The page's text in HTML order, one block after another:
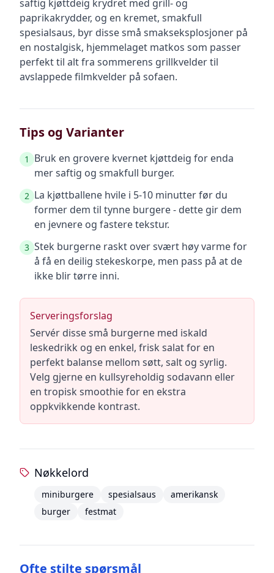
saftig kjøttdeig krydret med grill- og
paprikakrydder, og en kremet, smakfull
spesialsaus, byr disse små smakseksplosjoner på
en nostalgisk, hjemmelaget matkos som passer
perfekt til alt fra sommerens grillkvelder til
avslappede filmkvelder på sofaen.
Tips og Varianter
1
Bruk en grovere kvernet kjøttdeig for enda
mer saftig og smakfull burger.
2 La kjøttballene hvile i 5-10 minutter før du
former dem til tynne burgere - dette gir dem
en jevnere og fastere tekstur.
3 Stek burgerne raskt over svært høy varme for
å få en deilig stekeskorpe, men pass på at de
ikke blir tørre inni.
Serveringsforslag
Servér disse små burgerne med iskald
leskedrikk og en enkel, frisk salat for en
perfekt balanse mellom søtt, salt og syrlig.
Velg gjerne en kullsyreholdig sodavann eller
en tropisk smoothie for en ekstra
oppkvikkende kontrast.
Nøkkelord
miniburgere spesialsaus
amerikansk
burger
festmat
Ofte stilte spørsmål